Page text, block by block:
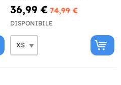
36,99 € 74,99 €
DISPONIBILE